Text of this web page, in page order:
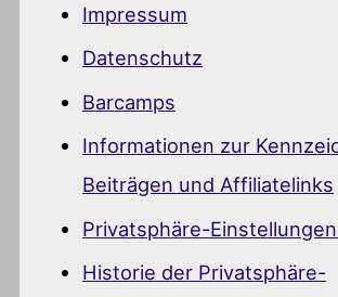
Impressum
Datenschutz
Barcamps
Informationen zur
Beiträgen und Affiliatelinks
Privatsphäre-
Historie der Privatsphäre-